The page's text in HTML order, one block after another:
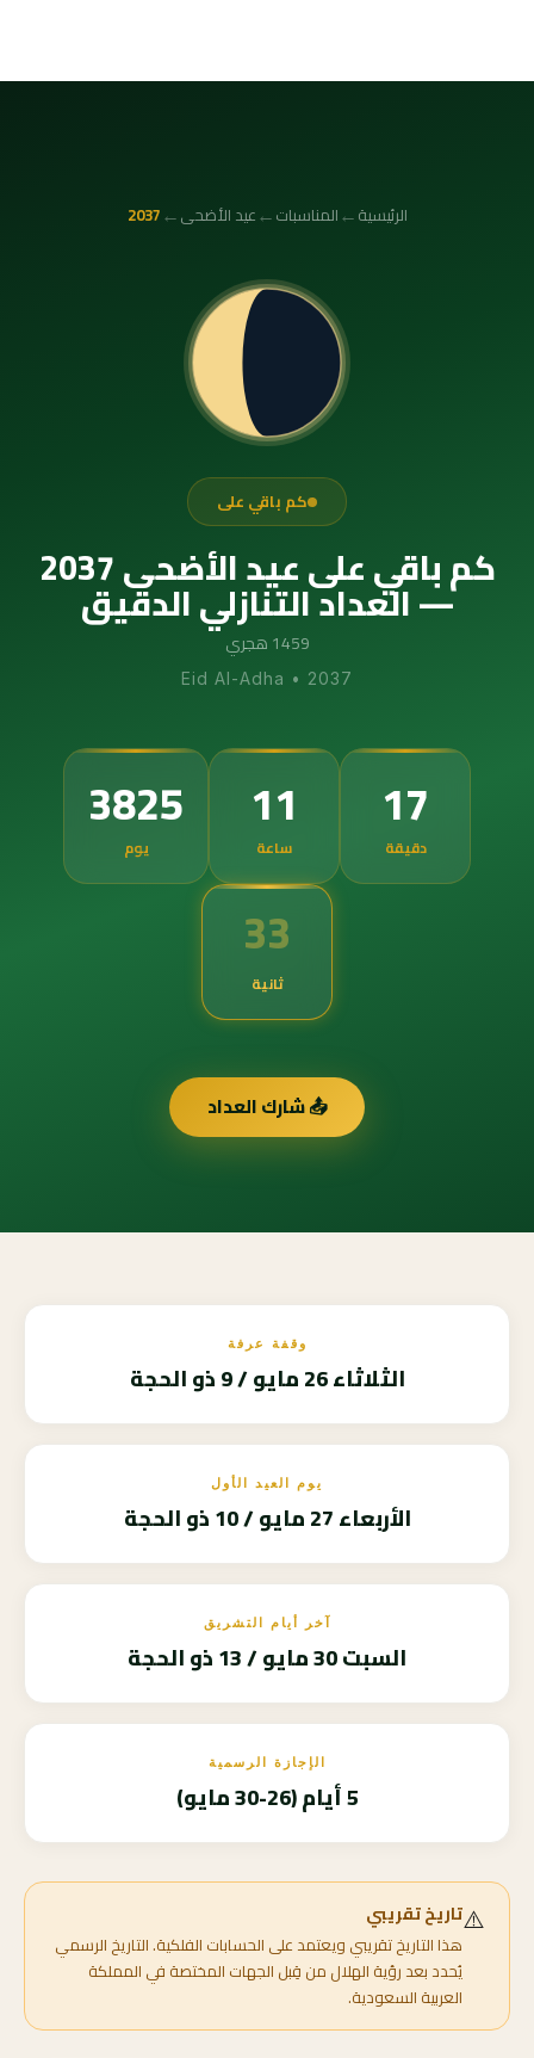
الرئيسية←المناسبات←عيد الأضحى←
2037
كم باقي على
كم باقي على عيد الأضحى 2037
— العداد التنازلي الدقيق
1459 هجري
Eid Al-Adha • 2037
3825
يوم
11
ساعة
17
دقيقة
32
ثانية
📤 شارك العداد
وقفة عرفة
الثلاثاء 26 مايو / 9 ذو الحجة
يوم العيد الأول
الأربعاء 27 مايو / 10 ذو الحجة
آخر أيام التشريق
السبت 30 مايو / 13 ذو الحجة
الإجازة الرسمية
5 أيام (26-30 مايو)
⚠️تاريخ تقريبي
هذا التاريخ تقريبي ويعتمد على الحسابات الفلكية. التاريخ الرسمي
يُحدد بعد رؤية الهلال من قِبل الجهات المختصة في المملكة
العربية السعودية.